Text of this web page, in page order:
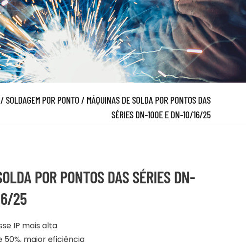
/ SOLDAGEM POR PONTO/ MÁQUINAS DE SOLDA POR PONTOS DAS
SÉRIES DN-100E E DN-10/16/25
POR PONTOS DAS SÉRIES DN-
25
IP mais alta
maior eficiência